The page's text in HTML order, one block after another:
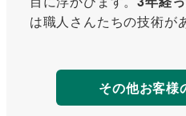
は職人さんたちの技術が
その他お客様